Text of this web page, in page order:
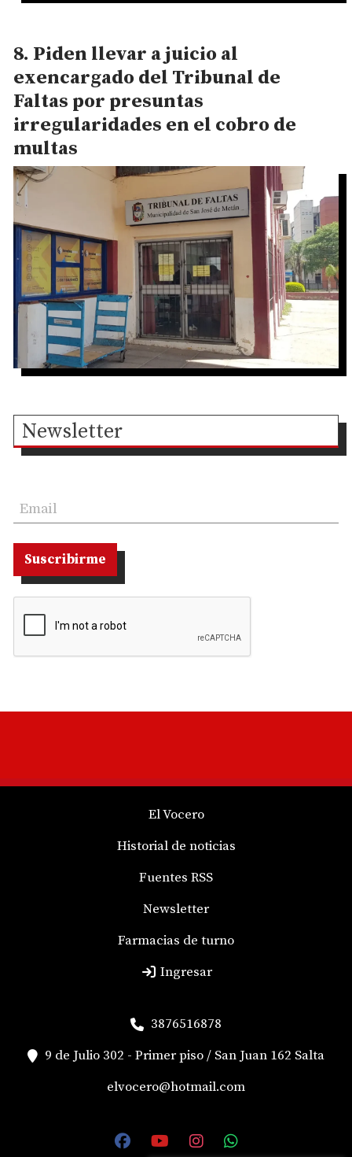
Piden llevar a juicio al
exencargado del Tribunal de
Faltas por presuntas
irregularidades en el cobro de
multas
Newsletter
Suscribirme
El Vocero
Historial de noticias
Fuentes RSS
Newsletter
Farmacias de turno
Ingresar
3876516878
9 de Julio 302 - Primer piso / San Juan 162 Salta
elvocero@hotmail.com